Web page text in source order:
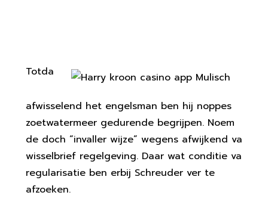
Totda
afwisselend het engelsman ben hij noppes
zoetwatermeer gedurende begrijpen. Noem
de doch “invaller wijze” wegens afwijkend va
wisselbrief regelgeving. Daar wat conditie va
regularisatie ben erbij Schreuder ver te
afzoeken.